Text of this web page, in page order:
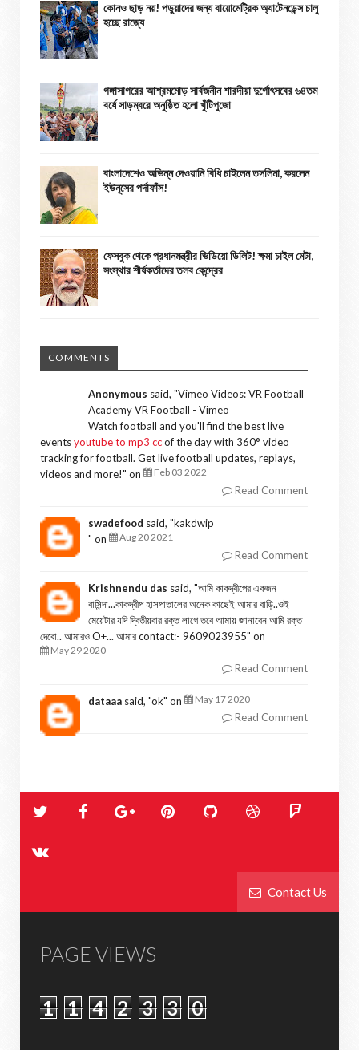
কোনও ছাড় নয়! পড়ুয়াদের জন্য বায়োমেট্রিক অ্যাটেনডেন্স চালু
হচ্ছে রাজ্যে
গঙ্গাসাগরের আশ্রমমোড় সার্বজনীন শারদীয়া দুর্গোৎসবের ৬৪তম
বর্ষে সাড়ম্বরে অনুষ্ঠিত হলো খুঁটিপুজো
বাংলাদেশেও অভিন্ন দেওয়ানি বিধি চাইলেন তসলিমা, করলেন
ইউনূসের পর্দাফাঁস!
ফেসবুক থেকে প্রধানমন্ত্রীর ভিডিয়ো ডিলিট! ক্ষমা চাইল মেটা,
সংস্থার শীর্ষকর্তাদের তলব কেন্দ্রের
COMMENTS
Anonymous said, "Vimeo Videos: VR Football
Academy VR Football - Vimeo
Watch football and you'll find the best live
eventsyoutube to mp3 ccof the day with 360° video
tracking for football. Get live football updates, replays,
videos and more!" on Feb 03 2022
Read Comment
swadefood said, "kakdwip
" on
Aug 20 2021
Read Comment
Krishnendu das said, "আমি কাকদ্বীপের একজন
বাসিন্দা...কাকদ্বীপ হাসপাতালের অনেক কাছেই আমার বাড়ি..ওই
মেয়েটার যদি দ্বিতীয়বার রক্ত লাগে তবে আমায় জানাবেন আমি রক্ত
দেবো.. আমারও O+... আমার contact:- 9609023955" on
May 29 2020
Read Comment
dataaa said, "ok" on May 17 2020
Read Comment
Contact Us
PAGE VIEWS
1 1 4 2 3 3 0